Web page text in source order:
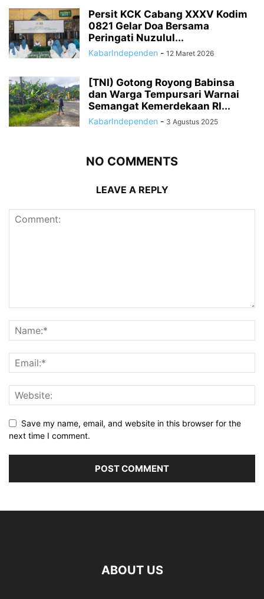
Persit KCK Cabang XXXV Kodim
0821 Gelar Doa Bersama
Peringati Nuzulul...
KabarIndependen - 12 Maret 2026
[TNI) Gotong Royong Babinsa
dan Warga Tempursari Warnai
Semangat Kemerdekaan RI...
KabarIndependen - 3 Agustus 2025
NO COMMENTS
LEAVE A REPLY
Save my name, email, and website in this browser for the
next time I comment.
ABOUT US